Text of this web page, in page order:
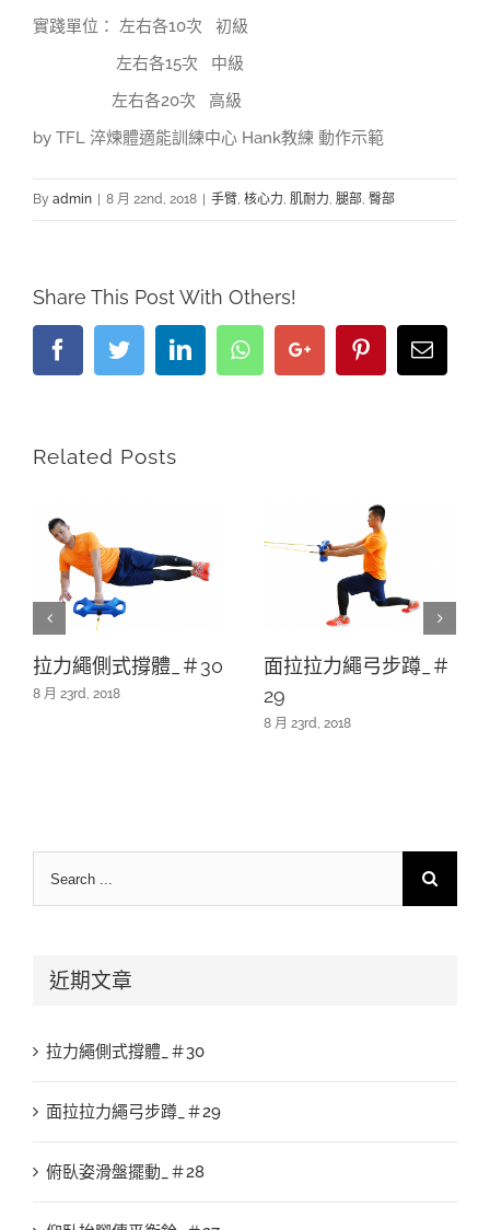
實踐單位： 左右各10次 初級
左右各15次 中級
左右各20次 高級
by TFL 淬煉體適能訓練中心 Hank教練 動作示範
By admin 8 月 22nd, 2018 手臂, 核心力, 肌耐力, 腿部, 臀部
Share This Post With Others!
FacebookTwitterLinkedInWhatsappGoogle+ PinterestEmail
Related Posts
拉力繩側式撐體_＃30
8 月 23rd, 2018
面拉拉力繩弓步蹲_＃
29
8 月 23rd, 2018
Search
for:
近期文章
拉力繩側式撐體_＃30
面拉拉力繩弓步蹲_＃29
俯臥姿滑盤擺動_＃28